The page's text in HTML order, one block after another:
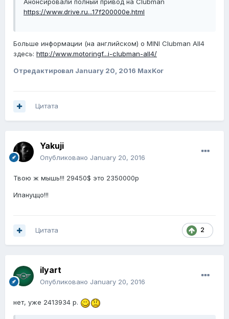
Анонсировали полный привод на Clubman
https://www.drive.ru...17f200000e.html
Больше информации (на английском) о MINI Clubman All4
здесь: http://www.motoringf...i-clubman-all4/
Отредактировал January 20, 2016 MaxKor
Цитата
Yakuji
Опубликовано January 20, 2016
Твою ж мышь!!! 29450$ это 2350000р
Ипануццо!!!
2
Цитата
ilyart
Опубликовано January 20, 2016
нет, уже 2413934 р.